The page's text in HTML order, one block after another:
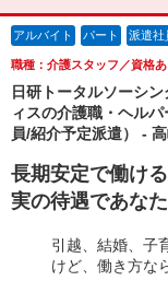
アルバイト パート 派遣社
職種：介護スタッフ／資格
日研トータルソーシ
ィスの介護職・ヘル
員/紹介予定派遣） -
長期安定で働け
実の待遇であな
引越、結婚、子
けど、働き方な